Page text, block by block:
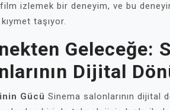
izlemek bir deneyim, ve bu
taşıyor.
Geleceğe:
Dijital
Gücü Sinema salonlarının dijital